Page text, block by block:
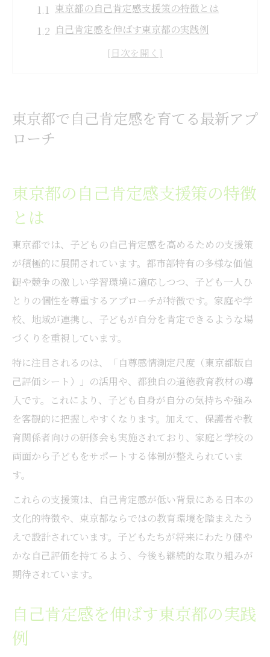
東京都の自己肯定感支援策の特徴とは
自己肯定感を伸ばす東京都の実践例
自己肯定感保持に役立つ東京都の取り組み
東京都版自尊感情測定尺度の活用ポイント
親子の日常に活かせる自己肯定感の実践術
ツ
自己肯定感を保つ親の声かけ実践ポイント
小学校で注目の自己肯定感向上の方法とは
自己肯定感を高める小学校での実践例
小学校の授業で活きる自己肯定感支援法
学級活動で育てる自己肯定感の効果的アプ
ローチ
自己肯定感向上を目指す小学校の取り組み
子どもの自己肯定感を支える学校環境づく
り
道徳教材を通じた自己肯定感の深まり方
道徳教材が自己肯定感に与える影響
道徳教材を活用した自己肯定感支援の実践
中学校でも生きる自己肯定感と道徳教育
自尊感情測定尺度で自己肯定感を客観視す
東京都で自己肯定感を育てる最新アプ
ローチ
東京都の自己肯定感支援策の特徴
とは
東京都では、子どもの自己肯定感を高めるための支援策
が積極的に展開されています。都市部特有の多様な価値
観や競争の激しい学習環境に適応しつつ、子ども一人ひ
とりの個性を尊重するアプローチが特徴です。家庭や学
校、地域が連携し、子どもが自分を肯定できるような場
づくりを重視しています。
特に注目されるのは、「自尊感情測定尺度（東京都版自
己評価シート）」の活用や、都独自の道徳教育教材の導
入です。これにより、子ども自身が自分の気持ちや強み
を客観的に把握しやすくなります。加えて、保護者や教
育関係者向けの研修会も実施されており、家庭と学校の
両面から子どもをサポートする体制が整えられていま
す。
これらの支援策は、自己肯定感が低い背景にある日本の
文化的特徴や、東京都ならではの教育環境を踏まえたう
えで設計されています。子どもたちが将来にわたり健や
かな自己評価を持てるよう、今後も継続的な取り組みが
期待されています。
自己肯定感を伸ばす東京都の実践
例